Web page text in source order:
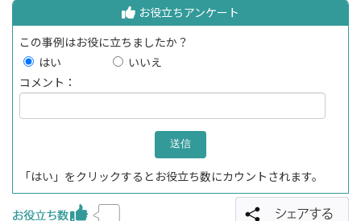
お役立ちアンケート
この事例はお役に立ちましたか？
はい
いいえ
コメント：
「はい」をクリックするとお役立ち数にカウントされます。